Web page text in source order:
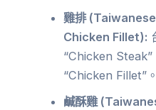
雞排
Chicken Fillet):
“Chicken Steak”
“Chicken Fillet”。
鹹酥雞